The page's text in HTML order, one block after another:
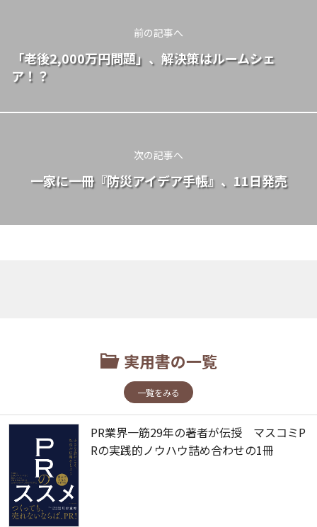
前の記事へ
「老後2,000万円問題」、解決策はルームシェ
ア！？
次の記事へ
一家に一冊『防災アイデア手帳』、11日発売
実用書の一覧
一覧をみる
PR業界一筋29年の著者が伝授 マスコミP
Rの実践的ノウハウ詰め合わせの1冊